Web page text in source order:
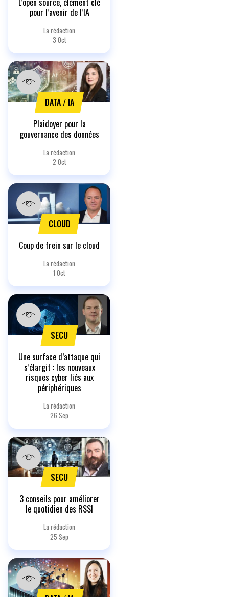
pour l’avenir de l’IA
La rédaction
3 Oct
DATA / IA
Plaidoyer pour la
gouvernance des données
La rédaction
2 Oct
CLOUD
Coup de frein sur le cloud
La rédaction
1 Oct
SECU
Une surface d’attaque qui
s’élargit : les nouveaux
risques cyber liés aux
périphériques
La rédaction
26 Sep
SECU
3 conseils pour améliorer
le quotidien des RSSI
La rédaction
25 Sep